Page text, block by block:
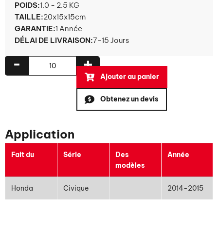
POIDS:1.0 - 2.5 KG
TAILLE:20x15x15cm
GARANTIE:1 Année
DÉLAI DE LIVRAISON:7-15 Jours
+
-
Ajouter au panier
Obtenez un devis
Application
Fait du Série
Des
modèles
Année
Honda Civique 2014-2015